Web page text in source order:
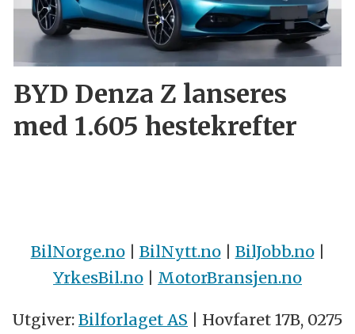
BYD Denza Z lanseres
med 1.605 hestekrefter
BilNorge.no| BilNytt.no| BilJobb.no|
YrkesBil.no | MotorBransjen.no
Utgiver: Bilforlaget AS | Hovfaret 17B, 0275